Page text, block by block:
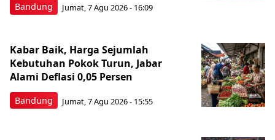
Bandung Jumat, 7 Agu 2026 - 16:09
Bandung
Kabar Baik, Harga Sejumlah
Kebutuhan Pokok Turun, Jabar
Alami Deflasi 0,05 Persen
Jumat, 7 Agu 2026 - 15:55